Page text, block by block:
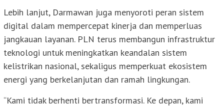
Lebih lanjut, Darmawan juga menyoroti peran sistem
digital dalam mempercepat kinerja dan memperluas
jangkauan layanan. PLN terus membangun infrastruktur
teknologi untuk meningkatkan keandalan sistem
kelistrikan nasional, sekaligus memperkuat ekosistem
energi yang berkelanjutan dan ramah lingkungan.
“Kami tidak berhenti bertransformasi. Ke depan, kami